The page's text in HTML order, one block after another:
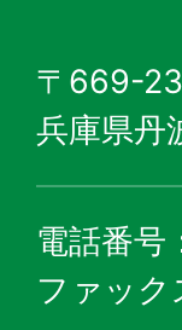
〒669-
兵庫県丹
電話番号
ファッ